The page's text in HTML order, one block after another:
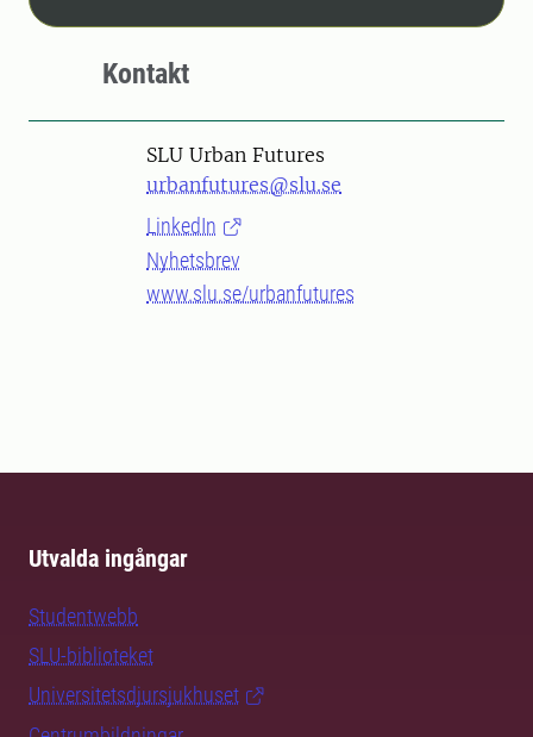
Kontakt
SLU Urban Futures
urbanfutures@slu.se
LinkedIn
Nyhetsbrev
www.slu.se/urbanfutures
Utvalda ingångar
Studentwebb
SLU-biblioteket
Universitetsdjursjukhuset